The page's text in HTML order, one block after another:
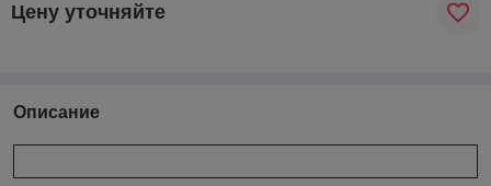
Цену уточняйте
Описание